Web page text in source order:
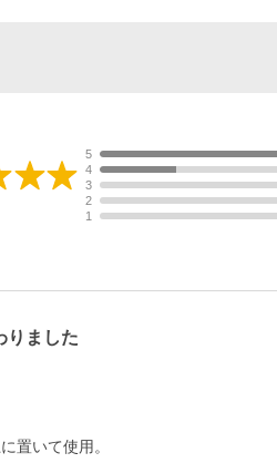
5
4
3
2
1
りました
置いて使用。